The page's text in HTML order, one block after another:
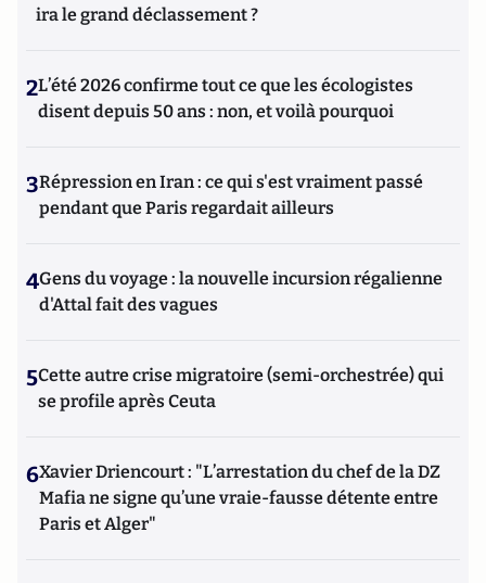
ira le grand déclassement ?
2L’été 2026 confirme tout ce que les écologistes
disent depuis 50 ans : non, et voilà pourquoi
3Répression en Iran : ce qui s'est vraiment passé
pendant que Paris regardait ailleurs
4Gens du voyage : la nouvelle incursion régalienne
d'Attal fait des vagues
5Cette autre crise migratoire (semi-orchestrée) qui
se profile après Ceuta
6Xavier Driencourt : "L’arrestation du chef de la DZ
Mafia ne signe qu’une vraie-fausse détente entre
Paris et Alger"